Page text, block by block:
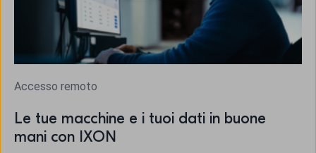
Accesso remoto
Le tue macchine e i tuoi dati in buone
mani con IXON